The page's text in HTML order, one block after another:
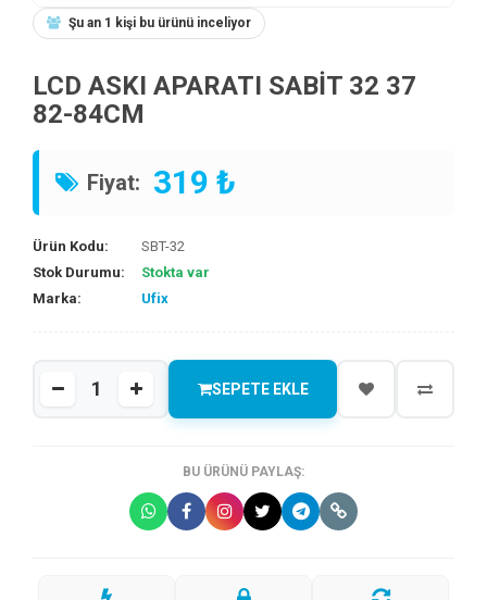
Şu an 1 kişi bu ürünü inceliyor
LCD ASKI APARATI SABİT 32 37
82-84CM
Fiyat: 319 ₺
Ürün Kodu:
SBT-32
Stok Durumu:
Stokta var
Marka:
Ufix
SEPETE EKLE
BU ÜRÜNÜ PAYLAŞ: